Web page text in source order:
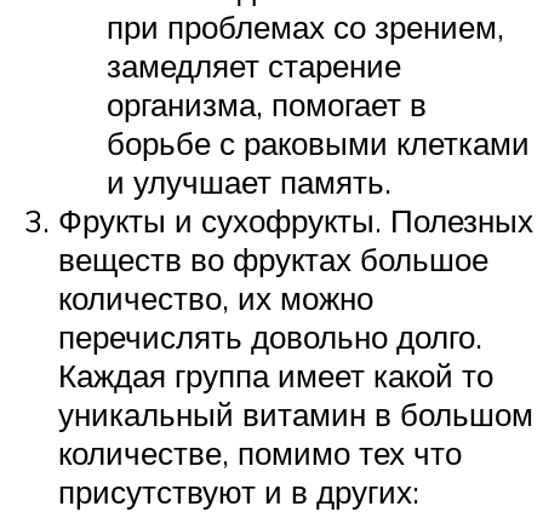
при проблемах со зрением,
замедляет старение
организма, помогает в
борьбе с раковыми клетками
и улучшает память.
Фрукты и сухофрукты. Полезных
веществ во фруктах большое
количество, их можно
перечислять довольно долго.
Каждая группа имеет какой то
уникальный витамин в большом
количестве, помимо тех что
присутствуют и в других: